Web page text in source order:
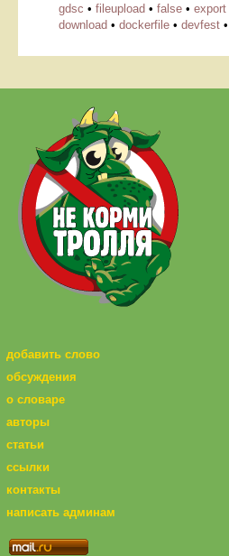
gdsc • fileupload • false • export
download • dockerfile • devfest •
добавить слово
обсуждения
о словаре
авторы
статьи
ссылки
контакты
написать админам